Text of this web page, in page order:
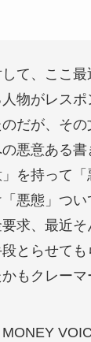
て、ここ
物がレスポ
だが、その
の悪意ある書
」を持って
「悪態」つ
求、最近そ
段とらせて
かもクレー